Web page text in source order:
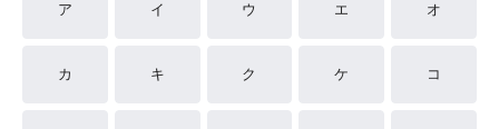
ア イ ウ エ オ
カ キ ク ケ コ